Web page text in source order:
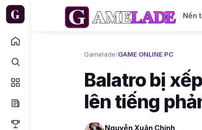
Nền
Gamelade/GAME ONLINE PC
Balatro bị
lên tiếng
Nguyễn Xuân Chính